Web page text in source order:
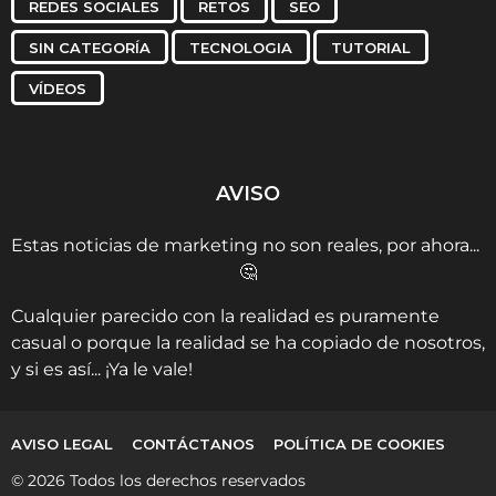
REDES SOCIALES RETOS SEO
SIN CATEGORÍA TECNOLOGIA TUTORIAL
VÍDEOS
AVISO
Estas noticias de marketing no son reales, por ahora...
🤔
Cualquier parecido con la realidad es puramente
casual o porque la realidad se ha copiado de nosotros,
y si es así... ¡Ya le vale!
AVISO LEGAL CONTÁCTANOS POLÍTICA DE COOKIES
© 2026 Todos los derechos reservados